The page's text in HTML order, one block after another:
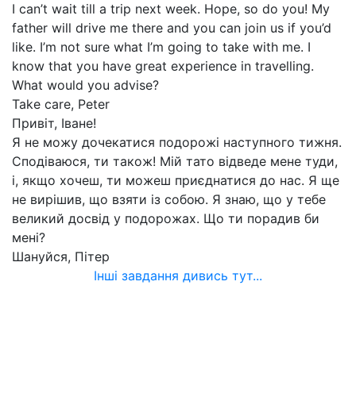
I can’t wait till a trip next week. Hope, so do you! My
father will drive me there and you can join us if you’d
like. I’m not sure what I’m going to take with me. I
know that you have great experience in travelling.
What would you advise?
Take care, Peter
Привіт, Іване!
Я не можу дочекатися подорожі наступного тижня.
Сподіваюся, ти також! Мій тато відведе мене туди,
і, якщо хочеш, ти можеш приєднатися до нас. Я ще
не вирішив, що взяти із собою. Я знаю, що у тебе
великий досвід у подорожах. Що ти порадив би
мені?
Шануйся, Пітер
Інші завдання дивись тут...